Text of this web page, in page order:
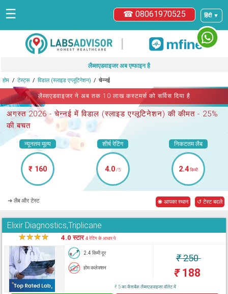
हिंदी ▼
☎ 08061970525
☰
|
लैब्सएडवाइजर अब एम्फाइन है
होम टेस्ट्स विडाल (स्लाइड एग्लूटिनेशन) चेन्नई
लैब्सएडवाइजर ने अब तक 10 लाख कस्टमर्स को सर्विस दिया है
अगस्त 2026 -चेन्नई में विडाल (स्लाइड एग्लूटिनेशन) की कीमत - 25%
की बचत
न्यूनतम मूल्य
₹ 160
शीर्ष रेटिंग
4.0/5
निकटतम लैब
2.4किमी
➜ लैब और टेस्ट ◉ आपका स्थान ↺ टेस्ट बदले
Elixir Diagnostics,Triplicane
★★★★ 4.0 स्टार4 रेटिंग के आधार पे
2.4 किमी दूर
होम कलेक्शन
₹250
₹188
₹ 5 का कैशबैक लैब्सएडवाइजर वॉलेट में